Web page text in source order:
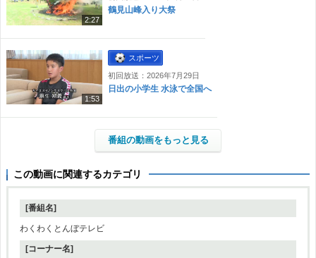
2:27
鶴見山峰入り大祭
1:53
スポーツ
初回放送：2026年7月29日
日出の小学生 水泳で全国へ
番組の動画をもっと見る
この動画に関連するカテゴリ
[番組名]
わくわくとんぼテレビ
[コーナー名]